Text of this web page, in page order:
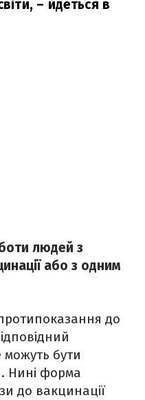
– йдеться в
людей з
або з одним
до
бути
Нині форма
до вакцинації